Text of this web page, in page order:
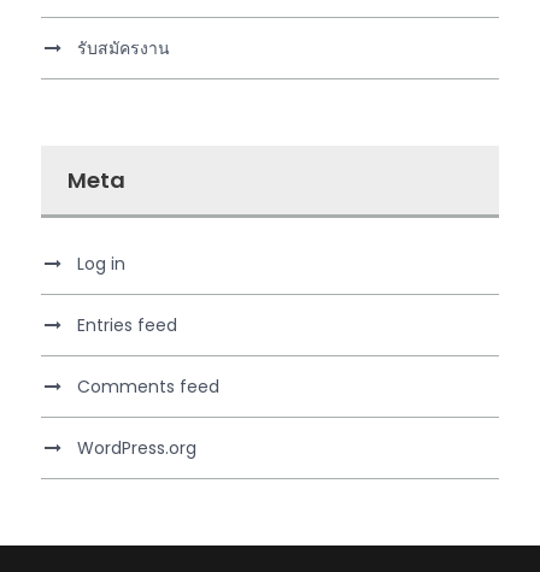
รับสมัครงาน
Meta
Log in
Entries feed
Comments feed
WordPress.org